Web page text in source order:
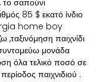
το σαπούνι
85 $ εκατό ίνδιο
home boy
,ταξινόμηση παιχνίδι
μονάδα
όλα τελικό ποσό σε
παιχνιδιού .